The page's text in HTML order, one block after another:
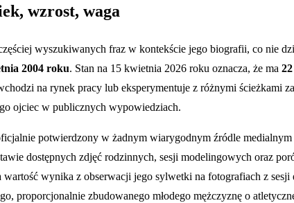
wzrost, waga
wyszukiwanych fraz w kontekście jego biografii, co nie
2004 roku. Stan na 15 kwietnia 2026 roku oznacza, że ma
na rynek pracy lub eksperymentuje z różnymi ścieżkami
ojciec w publicznych wypowiedziach.
potwierdzony w żadnym wiarygodnym źródle
dostępnych zdjęć rodzinnych, sesji modelingowych oraz
wartość wynika z obserwacji jego sylwetki na fotografiach z
proporcjonalnie zbudowanego młodego mężczyznę o